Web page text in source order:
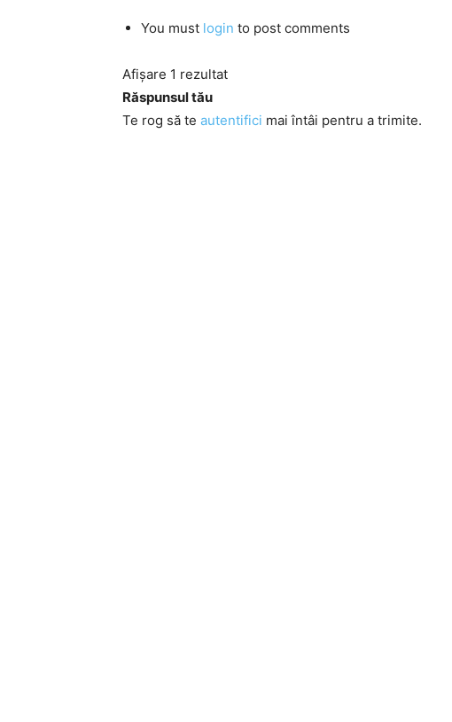
You must login to post comments
Afișare 1 rezultat
Răspunsul tău
Te rog să te autentifici mai întâi pentru a trimite.